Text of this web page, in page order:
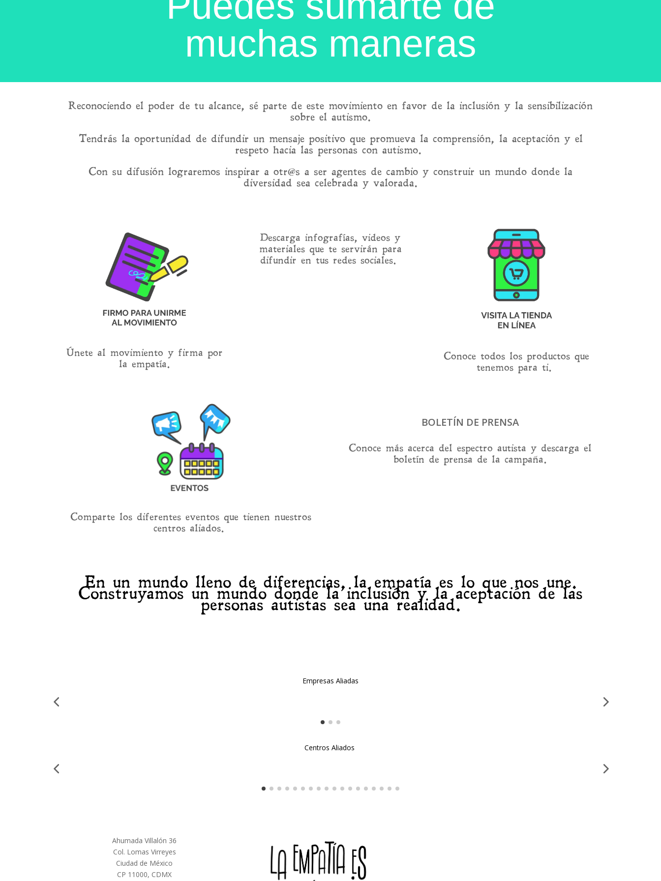
muchas maneras
Reconociendo el poder de tu alcance, sé parte de este movimiento en favor de la inclusión y la sensibilización
sobre el autismo.
Tendrás la oportunidad de difundir un mensaje positivo que promueva la comprensión, la aceptación y el
respeto hacia las personas con autismo.
Con su difusión lograremos inspirar a otr@s a ser agentes de cambio y construir un mundo donde la
diversidad sea celebrada y valorada.
Únete al movimiento y firma por
la empatía.
Descarga infografías, videos y
materiales que te servirán para
difundir en tus redes sociales.
Conoce todos los productos que
tenemos para ti.
Comparte los diferentes eventos que tienen nuestros
centros aliados.
BOLETÍN DE PRENSA
Conoce más acerca del espectro autista y descarga el
boletín de prensa de la campaña.
En un mundo lleno de diferencias, la empatía es lo que nos une.
Construyamos un mundo donde la inclusión y la aceptación de las
personas autistas sea una realidad.
Empresas Aliadas
Centros Aliados
Ahumada Villalón 36
Col. Lomas Virreyes
Ciudad de México
CP 11000, CDMX